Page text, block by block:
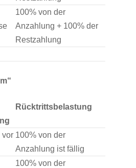
100% von der
Anzahlung + 100% der
Restzahlung
Rücktrittsbelastung
vor 100% von der
Anzahlung ist fällig
100% von der